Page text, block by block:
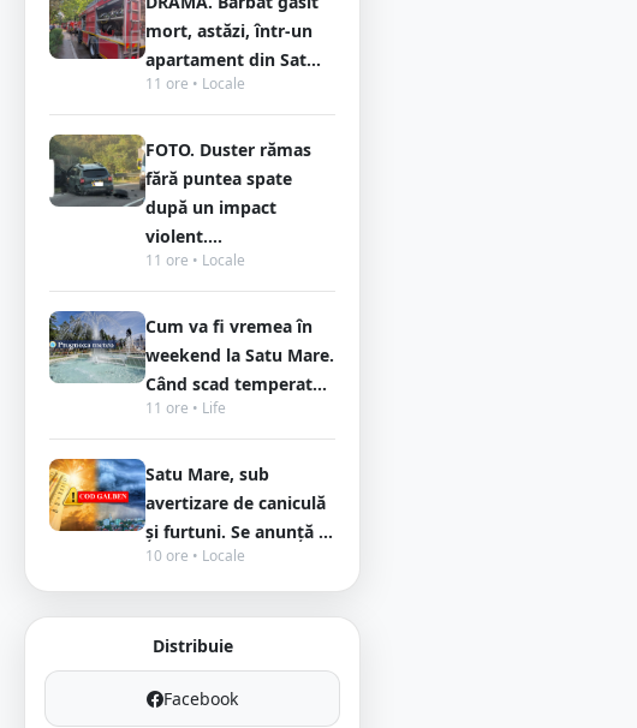
mort, astăzi, într-un
apartament din Sat...
11 ore • Locale
FOTO. Duster rămas
fără puntea spate
după un impact
violent....
11 ore • Locale
Cum va fi vremea în
weekend la Satu Mare.
Când scad temperat...
11 ore • Life
Satu Mare, sub
avertizare de caniculă
și furtuni. Se anunță ...
10 ore • Locale
Distribuie
Facebook